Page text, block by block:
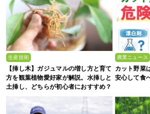
生産技術
【挿し木】ガジュマルの増し方と育て
方を観葉植物愛好家が解説。水挿しと
土挿し、どちらが初心者におすすめ？
農業ニュース
カット野菜
安心して食